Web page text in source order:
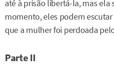
até à prisão libertá-la, mas ela
momento, eles podem escutar
que a mulher foi perdoada
Parte II